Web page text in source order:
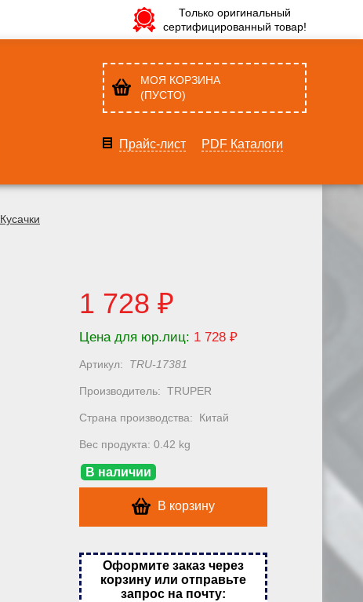
Только оригинальный
сертифицированный товар!
МОЯ КОРЗИНА
(ПУСТО)
Прайс-лист PDF Каталоги
Кусачки
1 728 ₽
Цена для юр.лиц: 1 728 ₽
Артикул: TRU-17381
Производитель: TRUPER
Страна производства: Китай
Вес продукта: 0.42 kg
В наличии
В корзину
Оформите заказ через
корзину или отправьте
запрос на почту: